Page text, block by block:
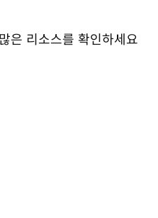
은 리소스를 확인하세요